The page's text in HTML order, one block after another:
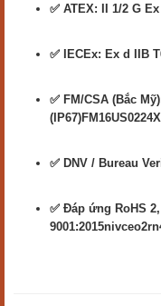
✅ ATEX: II 1/2 G
✅ IECEx: Ex d IIB
✅ FM/CSA (Bắc
✅ DNV / Bureau
✅ Đáp ứng RoHS